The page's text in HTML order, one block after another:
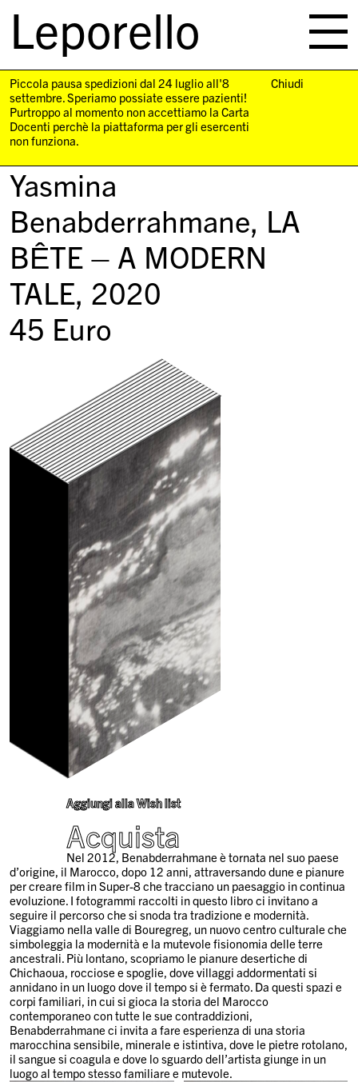
Leporello
navigation
Piccola pausa spedizioni dal 24 luglio all'8
settembre. Speriamo possiate essere pazienti!
Purtroppo al momento non accettiamo la Carta
Docenti perchè la piattaforma per gli esercenti
non funziona.
Chiudi
Yasmina
Benabderrahmane, LA
BÊTE – A MODERN
TALE, 2020
45 Euro
Aggiungi alla Wish list
Acquista
Nel 2012, Benabderrahmane è tornata nel suo paese
d’origine, il Marocco, dopo 12 anni, attraversando dune e pianure
per creare film in Super-8 che tracciano un paesaggio in continua
evoluzione. I fotogrammi raccolti in questo libro ci invitano a
seguire il percorso che si snoda tra tradizione e modernità.
Viaggiamo nella valle di Bouregreg, un nuovo centro culturale che
simboleggia la modernità e la mutevole fisionomia delle terre
ancestrali. Più lontano, scopriamo le pianure desertiche di
Chichaoua, rocciose e spoglie, dove villaggi addormentati si
annidano in un luogo dove il tempo si è fermato. Da questi spazi e
corpi familiari, in cui si gioca la storia del Marocco
contemporaneo con tutte le sue contraddizioni,
Benabderrahmane ci invita a fare esperienza di una storia
marocchina sensibile, minerale e istintiva, dove le pietre rotolano,
il sangue si coagula e dove lo sguardo dell’artista giunge in un
luogo al tempo stesso familiare e mutevole.